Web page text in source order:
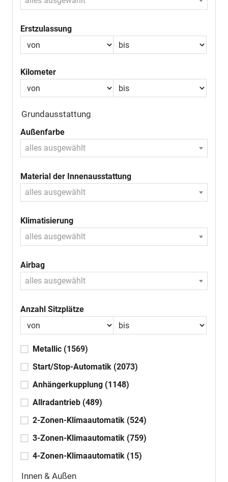
Erstzulassung
Kilometer
Grundausstattung
Außenfarbe
alles ausgewählt
Material der Innenausstattung
alles ausgewählt
Klimatisierung
alles ausgewählt
Airbag
alles ausgewählt
Anzahl Sitzplätze
Metallic (1569)
Start/Stop-Automatik (2073)
Anhängerkupplung (1148)
Allradantrieb (489)
2-Zonen-Klimaautomatik (524)
3-Zonen-Klimaautomatik (759)
4-Zonen-Klimaautomatik (15)
Innen & Außen